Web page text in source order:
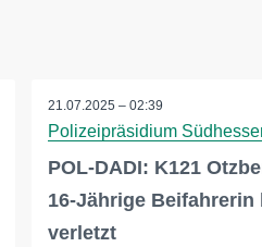
21.07.2025 – 02:39
Polizeipräsidium
POL-DADI: K121
16-Jährige
verletzt